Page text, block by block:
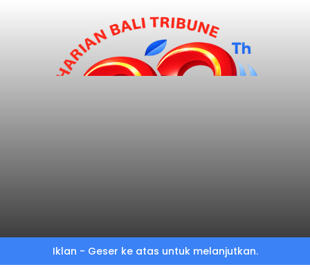
Iklan - Geser ke atas untuk melanjutkan.